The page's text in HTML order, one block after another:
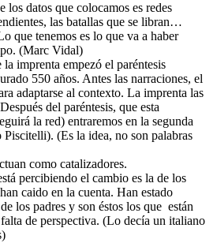
los datos que colocamos es redes
las batallas que se libran…
que tenemos es lo que va a haber
(Marc Vidal)
imprenta empezó el paréntesis
550 años. Antes las narraciones, el
adaptarse al contexto. La imprenta las
del paréntesis, que esta
la red) entraremos en la segunda
(Es la idea, no son palabras
como catalizadores.
percibiendo el cambio es la de los
caido en la cuenta. Han estado
los padres y son éstos los que están
de perspectiva. (Lo decía un italiano